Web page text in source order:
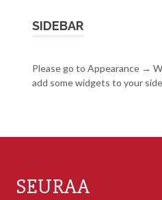
SIDEBAR
Please go to Appearance →
add some widgets to your
SEURAA